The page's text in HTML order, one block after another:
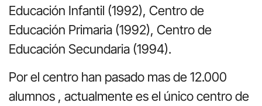
Educación Infantil (1992), Centro de
Educación Primaria (1992), Centro de
Educación Secundaria (1994).
Por el centro han pasado mas de 12.000
alumnos , actualmente es el único centro de